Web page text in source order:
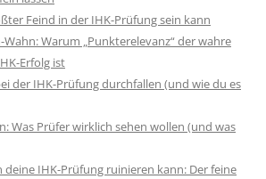
Feind in der IHK-Prüfung sein kann
Warum „Punkterelevanz“ der wahre
Erfolg ist
der IHK-Prüfung durchfallen (und wie du es
Was Prüfer wirklich sehen wollen (und was
deine IHK-Prüfung ruinieren kann: Der feine